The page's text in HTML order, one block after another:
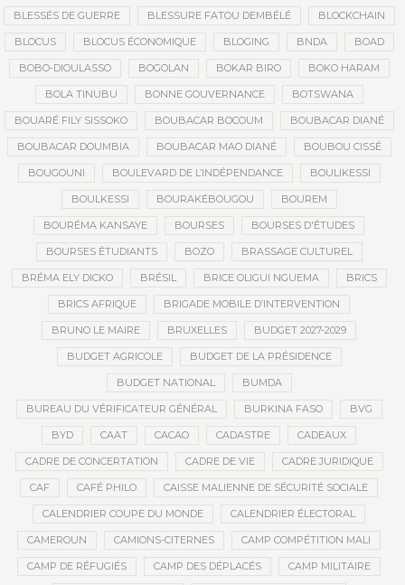
BLESSÉS DE GUERRE BLESSURE FATOU DEMBÉLÉ BLOCKCHAIN
BLOCUS BLOCUS ÉCONOMIQUE BLOGING BNDA BOAD
BOBO-DIOULASSO BOGOLAN BOKAR BIRO BOKO HARAM
BOLA TINUBU BONNE GOUVERNANCE BOTSWANA
BOUARÉ FILY SISSOKO BOUBACAR BOCOUM BOUBACAR DIANÉ
BOUBACAR DOUMBIA BOUBACAR MAO DIANÉ BOUBOU CISSÉ
BOUGOUNI BOULEVARD DE L’INDÉPENDANCE BOULIKESSI
BOULKESSI BOURAKÉBOUGOU BOUREM
BOURÉMA KANSAYE BOURSES BOURSES D'ÉTUDES
BOURSES ÉTUDIANTS BOZO BRASSAGE CULTUREL
BRÉMA ELY DICKO BRÉSIL BRICE OLIGUI NGUEMA BRICS
BRICS AFRIQUE BRIGADE MOBILE D’INTERVENTION
BRUNO LE MAIRE BRUXELLES BUDGET 2027-2029
BUDGET AGRICOLE BUDGET DE LA PRÉSIDENCE
BUDGET NATIONAL BUMDA
BUREAU DU VÉRIFICATEUR GÉNÉRAL BURKINA FASO BVG
BYD CAAT CACAO CADASTRE CADEAUX
CADRE DE CONCERTATION CADRE DE VIE CADRE JURIDIQUE
CAF CAFÉ PHILO CAISSE MALIENNE DE SÉCURITÉ SOCIALE
CALENDRIER COUPE DU MONDE CALENDRIER ÉLECTORAL
CAMEROUN CAMIONS-CITERNES CAMP COMPÉTITION MALI
CAMP DE RÉFUGIÉS CAMP DES DÉPLACÉS CAMP MILITAIRE